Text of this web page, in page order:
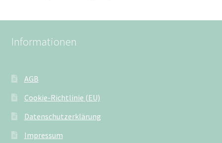
Informationen
AGB
Cookie-Richtlinie (EU)
Datenschutzerklärung
Impressum